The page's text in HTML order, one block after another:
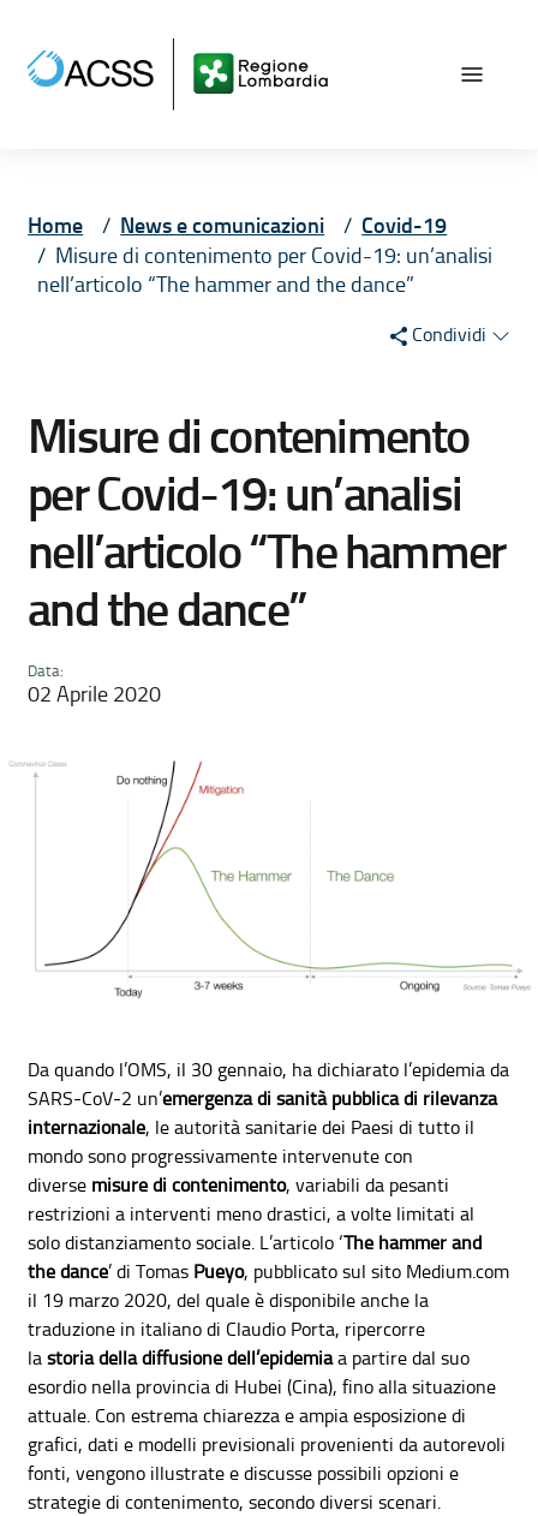
Home News e comunicazioni Covid-19
Misure di contenimento per Covid-19: un’analisi
nell’articolo “The hammer and the dance”
Condividi
Misure di contenimento
per Covid-19: un’analisi
nell’articolo “The hammer
and the dance”
Data:
02 Aprile 2020
Da quando l’OMS, il 30 gennaio, ha dichiarato l’epidemia da
SARS-CoV-2 un’emergenza di sanità pubblica di rilevanza
internazionale, le autorità sanitarie dei Paesi di tutto il
mondo sono progressivamente intervenute con
diverse misure di contenimento, variabili da pesanti
restrizioni a interventi meno drastici, a volte limitati al
solo distanziamento sociale. L’articolo ‘The hammer and
the dance’ di Tomas Pueyo, pubblicato sul sito Medium.com
il 19 marzo 2020, del quale è disponibile anche la
traduzione in italiano di Claudio Porta, ripercorre
lastoria della diffusione dell’epidemiaa partire dal suo
esordio nella provincia di Hubei (Cina), fino alla situazione
attuale. Con estrema chiarezza e ampia esposizione di
grafici, dati e modelli previsionali provenienti da autorevoli
fonti, vengono illustrate e discusse possibili opzioni e
strategie di contenimento, secondo diversi scenari.